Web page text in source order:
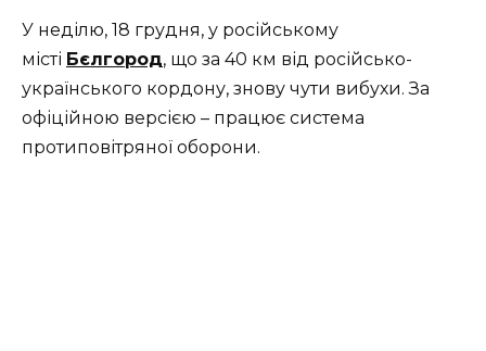
У неділю, 18 грудня, у російському
місті Бєлгород, що за 40 км від російсько-
українського кордону, знову чути вибухи. За
офіційною версією – працює система
протиповітряної оборони.